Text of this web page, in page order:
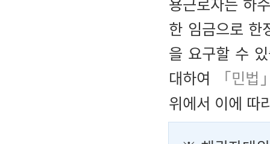
한 임금으로 한
을 요구할 수
대하여
「민법
위에서 이에 따